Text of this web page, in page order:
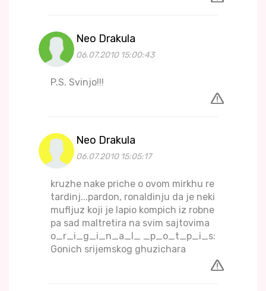
Neo Drakula
06.07.2010 15:00:43
P.S. Svinjo!!!
Neo Drakula
06.07.2010 15:05:17
kruzhe nake priche o ovom mirkhu re
tardinj...pardon, ronaldinju da je neki
mufljuz koji je lapio kompich iz robne
pa sad maltretira na svim sajtovima
o_r_i_g_i_n_a_l_ _p_o_t_p_i_s:
Gonich srijemskog ghuzichara